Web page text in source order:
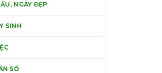
NGÀY ĐẸP
SINH
SỐ